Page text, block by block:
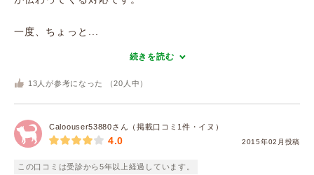
一度、ちょっと...
続きを読む
13 人が参考になった （20 人中）
Caloouser53880さん（掲載口コミ1件・イヌ）
2015年02月投稿
4.0
この口コミは受診から5年以上経過しています。